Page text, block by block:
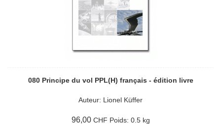
080 Principe du vol PPL(H) français - édition livre
Auteur: Lionel Küffer
96,00 CHF Poids: 0.5 kg